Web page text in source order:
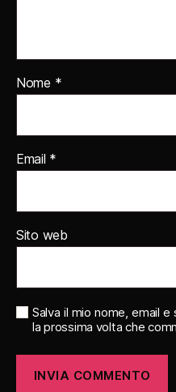
Nome *
Email *
Sito web
Salva il mio nome, email
la prossima volta che